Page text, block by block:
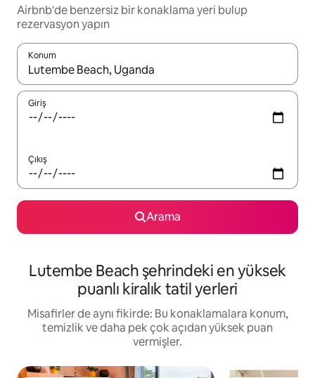
Airbnb'de benzersiz bir konaklama yeri bulup
rezervasyon yapın
Konum
Sonuçlar kullanılabilir olduğunda yukarı ve aşağı oklarıyla
Giriş
Çıkış
Arama
Lutembe Beach şehrindeki en yüksek
puanlı kiralık tatil yerleri
Misafirler de aynı fikirde: Bu konaklamalara konum,
temizlik ve daha pek çok açıdan yüksek puan
vermişler.